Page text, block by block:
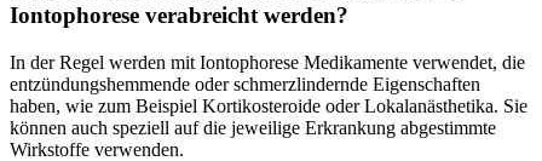
Iontophorese verabreicht werden?
In‍ der Regel⁢ werden ⁢mit Iontophorese Medikamente verwendet, die
entzündungshemmende oder schmerzlindernde Eigenschaften
haben, wie zum Beispiel⁢ Kortikosteroide oder Lokalanästhetika. Sie
können auch speziell auf die⁣ jeweilige Erkrankung abgestimmte
Wirkstoffe verwenden.